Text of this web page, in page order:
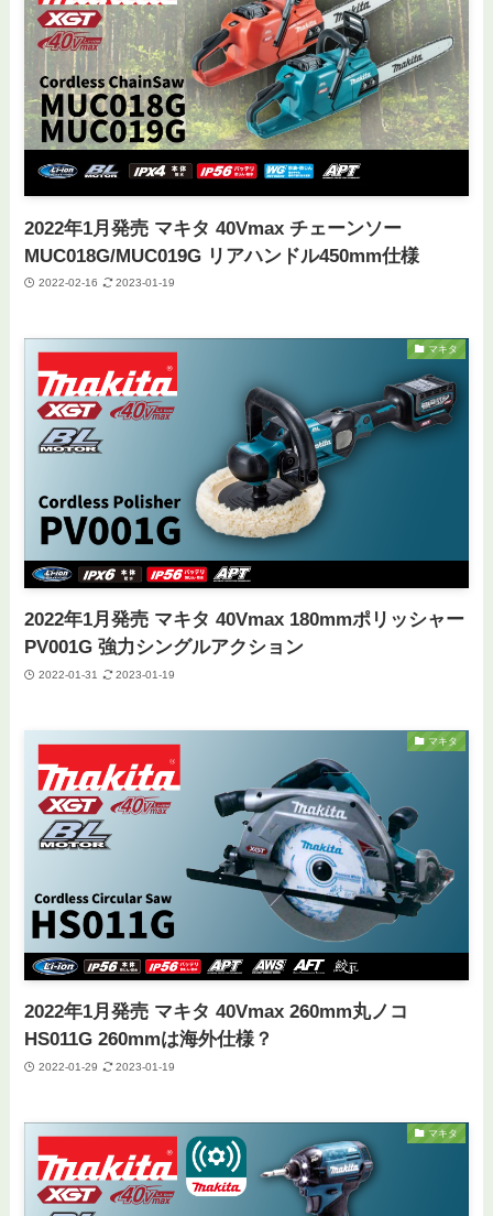
2022年1月発売 マキタ 40Vmax チェーンソー
MUC018G/MUC019G リアハンドル450mm仕様
2022-02-16 2023-01-19
マキタ
2022年1月発売 マキタ 40Vmax 180mmポリッシャー
PV001G 強力シングルアクション
2022-01-31 2023-01-19
マキタ
2022年1月発売 マキタ 40Vmax 260mm丸ノコ
HS011G 260mmは海外仕様？
2022-01-29 2023-01-19
マキタ